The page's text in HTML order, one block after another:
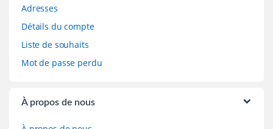
Adresses
Détails du compte
Liste de souhaits
Mot de passe perdu
À propos de nous